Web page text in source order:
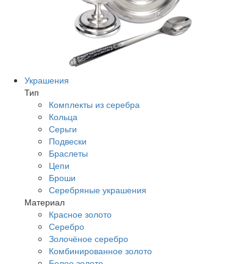
Украшения
Тип
Комплекты из серебра
Кольца
Серьги
Подвески
Браслеты
Цепи
Броши
Серебряные украшения
Материал
Красное золото
Серебро
Золочёное серебро
Комбинированное золото